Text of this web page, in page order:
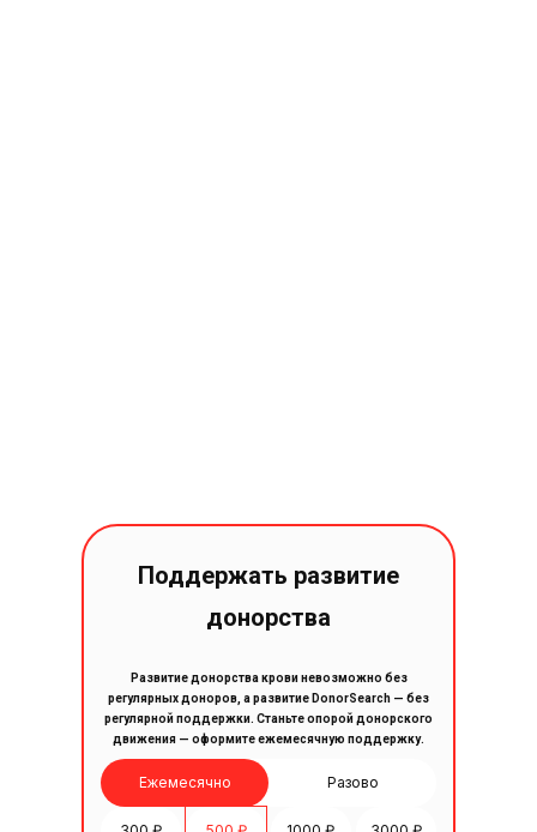
Поддержать развитие
донорства
Развитие донорства крови невозможно без
регулярных доноров, а развитие DonorSearch — без
регулярной поддержки. Станьте опорой донорского
движения — оформите ежемесячную поддержку.
Ежемесячно Разово